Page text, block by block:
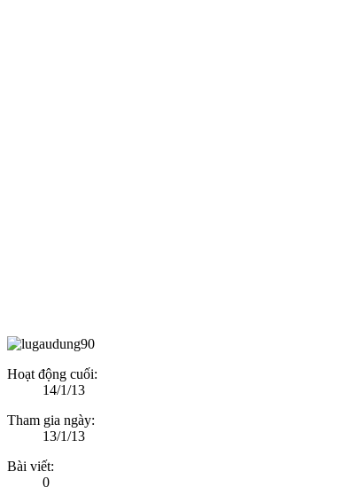
Hoạt động cuối:
14/1/13
Tham gia ngày:
13/1/13
Bài viết:
0